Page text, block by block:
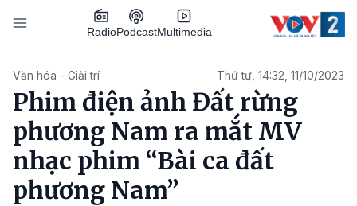
Nhảy đến nội dung
RadioPodcastMultimedia
Văn hóa - Giải trí Thứ tư, 14:32, 11/10/2023
Phim điện ảnh Đất rừng
phương Nam ra mắt MV
nhạc phim “Bài ca đất
phương Nam”